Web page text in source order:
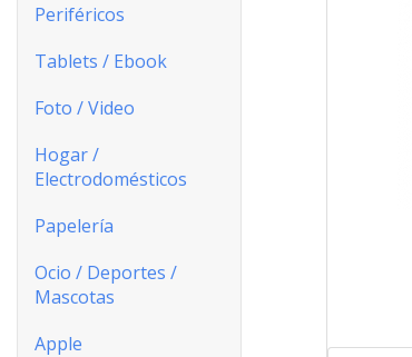
Periféricos
Tablets / Ebook
Foto / Video
Hogar /
Electrodomésticos
Papelería
Ocio / Deportes /
Mascotas
Apple